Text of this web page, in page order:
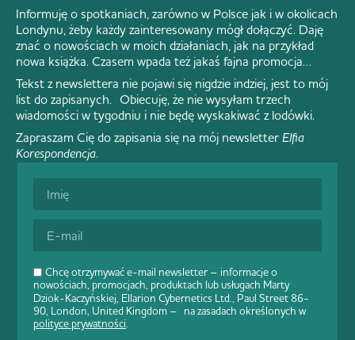
Chcę otrzymywać e-mail newsletter – informacje o
nowościach, promocjach, produktach lub usługach Marty
Dziok-Kaczyńskiej, Ellarion Cybernetics Ltd., Paul Street 86-
90, London, United Kingdom – na zasadach określonych w
polityce prywatności.
Informuję o spotkaniach, zarówno w Polsce jak i w okolicach
Londynu, żeby każdy zainteresowany mógł dołączyć. Daję
znać o nowościach w moich działaniach, jak na przykład
nowa książka. Czasem wpada też jakaś fajna promocja…
Tekst z newslettera nie pojawi się nigdzie indziej, jest to mój
list do zapisanych. Obiecuję, że nie wysyłam trzech
wiadomości w tygodniu i nie będę wyskakiwać z lodówki.
Zapraszam Cię do zapisania się na mój newsletter Elfia
Korespondencja.